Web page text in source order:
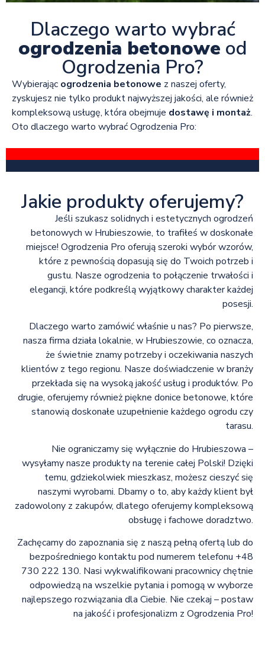
Dlaczego warto wybrać
ogrodzenia betonowe od
Ogrodzenia Pro?
Wybierając ogrodzenia betonowe z naszej oferty,
zyskujesz nie tylko produkt najwyższej jakości, ale również
kompleksową usługę, która obejmuje dostawę i montaż.
Oto dlaczego warto wybrać Ogrodzenia Pro:
Jakie produkty oferujemy?
Jeśli szukasz solidnych i estetycznych ogrodzeń
betonowych w Hrubieszowie, to trafiłeś w doskonałe
miejsce! Ogrodzenia Pro oferują szeroki wybór wzorów,
które z pewnością dopasują się do Twoich potrzeb i
gustu. Nasze ogrodzenia to połączenie trwałości i
elegancji, które podkreślą wyjątkowy charakter każdej
posesji.
Dlaczego warto zamówić właśnie u nas? Po pierwsze,
nasza firma działa lokalnie, w Hrubieszowie, co oznacza,
że świetnie znamy potrzeby i oczekiwania naszych
klientów z tego regionu. Nasze doświadczenie w branży
przekłada się na wysoką jakość usług i produktów. Po
drugie, oferujemy również piękne donice betonowe, które
stanowią doskonałe uzupełnienie każdego ogrodu czy
tarasu.
Nie ograniczamy się wyłącznie do Hrubieszowa –
wysyłamy nasze produkty na terenie całej Polski! Dzięki
temu, gdziekolwiek mieszkasz, możesz cieszyć się
naszymi wyrobami. Dbamy o to, aby każdy klient był
zadowolony z zakupów, dlatego oferujemy kompleksową
obsługę i fachowe doradztwo.
Zachęcamy do zapoznania się z naszą pełną ofertą lub do
bezpośredniego kontaktu pod numerem telefonu +48
730 222 130. Nasi wykwalifikowani pracownicy chętnie
odpowiedzą na wszelkie pytania i pomogą w wyborze
najlepszego rozwiązania dla Ciebie. Nie czekaj – postaw
na jakość i profesjonalizm z Ogrodzenia Pro!